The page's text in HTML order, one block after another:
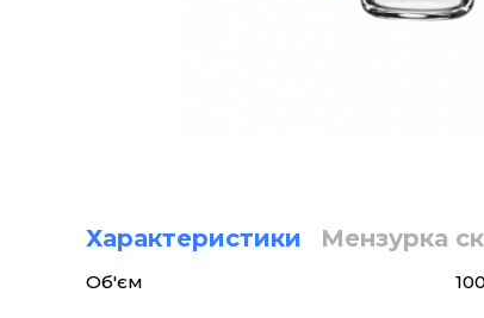
Характеристики Мензурка
Об'єм